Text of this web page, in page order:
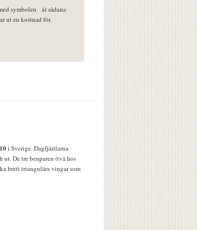
symbolen
är sådana
ut en kostnad för.
i Sverige. Dagfjärilarna
ut. De tre benparen (två hos
brett triangulära vingar som